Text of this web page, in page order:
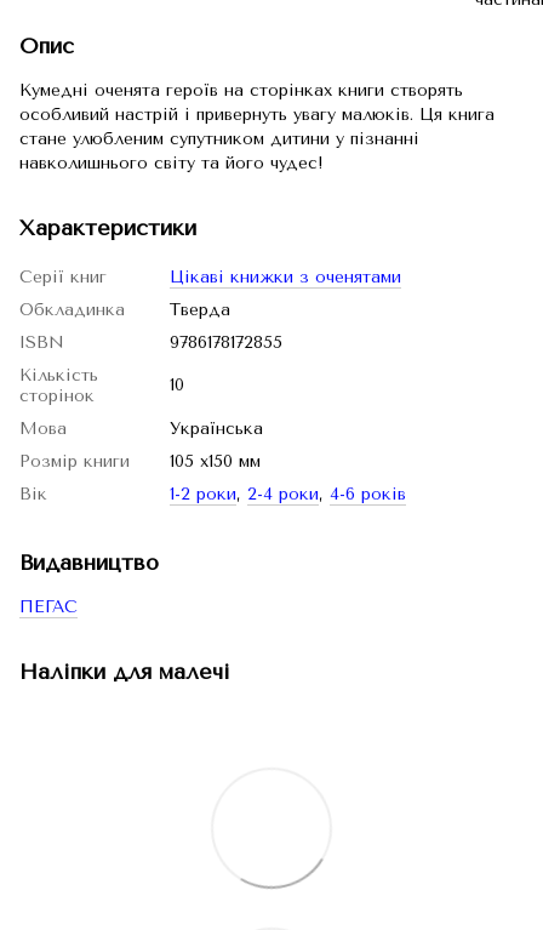
Опис
Кумедні оченята героїв на сторінках книги створять
особливий настрій і привернуть увагу малюків. Ця книга
стане улюбленим супутником дитини у пізнанні
навколишнього світу та його чудес!
Характеристики
Серії книг
Цікаві книжки з оченятами
Обкладинка
Тверда
ISBN
9786178172855
Кількість
сторінок
10
Мова
Українська
Розмір книги
105 х150 мм
Вік
1-2 роки, 2-4 роки, 4-6 років
Видавництво
ПЕГАС
Наліпки для малечі